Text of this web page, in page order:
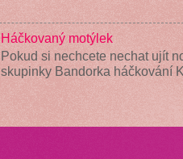
Háčkovaný motýlek
Pokud si nechcete nechat ujít
skupinky Bandorka háčkování